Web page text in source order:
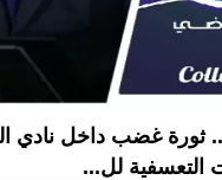
ثورة غضب داخل نادي
لل...